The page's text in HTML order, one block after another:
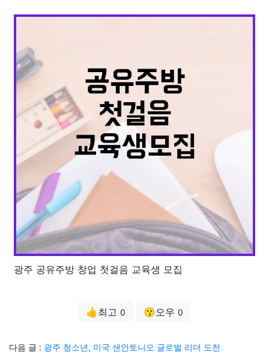
광주 공유주방 창업 첫걸음 교육생 모집
👍최고 0 😗오우 0
다음 글 : 광주 청소년, 미국 샌안토니오 글로벌 리더 도전